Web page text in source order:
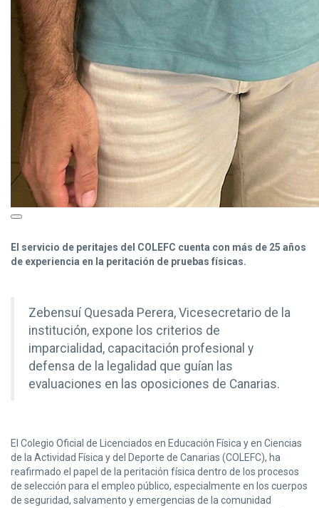
El servicio de peritajes del COLEFC cuenta con más de 25 años
de experiencia en la peritación de pruebas físicas.
Zebensuí Quesada Perera, Vicesecretario de la
institución, expone los criterios de
imparcialidad, capacitación profesional y
defensa de la legalidad que guían las
evaluaciones en las oposiciones de Canarias.
El Colegio Oficial de Licenciados en Educación Física y en Ciencias
de la Actividad Física y del Deporte de Canarias (COLEFC), ha
reafirmado el papel de la peritación física dentro de los procesos
de selección para el empleo público, especialmente en los cuerpos
de seguridad, salvamento y emergencias de la comunidad